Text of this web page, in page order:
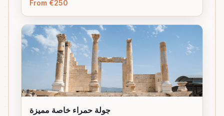
From €250
جولة حمراء خاصة مميزة